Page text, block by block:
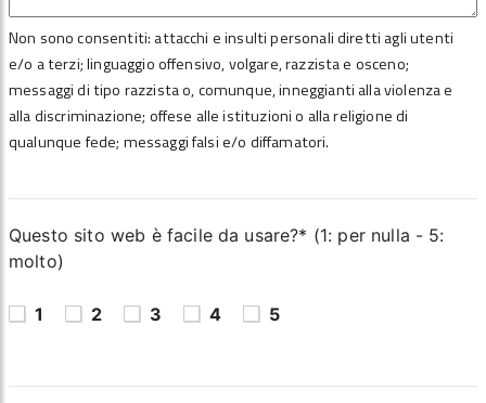
Non sono consentiti: attacchi e insulti personali diretti agli utenti
e/o a terzi; linguaggio offensivo, volgare, razzista e osceno;
messaggi di tipo razzista o, comunque, inneggianti alla violenza e
alla discriminazione; offese alle istituzioni o alla religione di
qualunque fede; messaggi falsi e/o diffamatori.
Questo sito web è facile da usare?* (1: per nulla - 5:
molto)
1 2 3 4 5